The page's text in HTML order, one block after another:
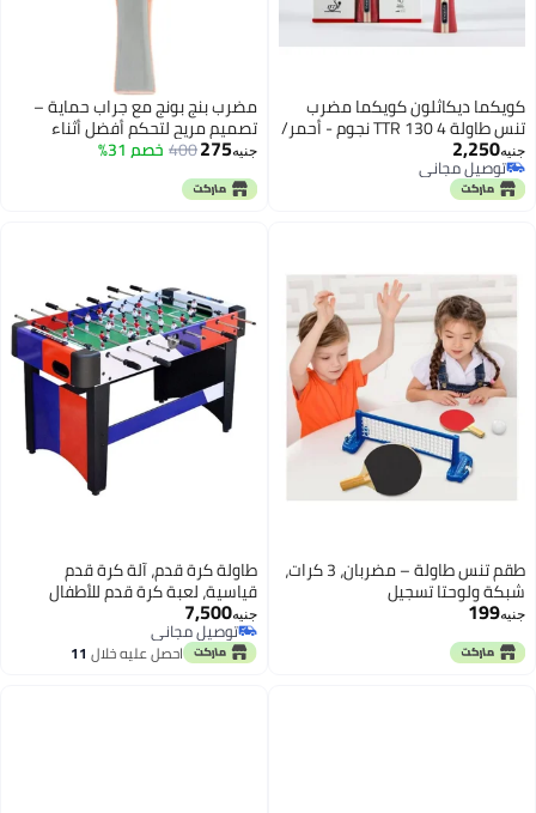
كويكما ديكاثلون كويكما مضرب
تنس طاولة TTR 130 4 نجوم - أحمر/
أسود
جنيه2,250
توصيل مجاني
توصيل مجاني
مضرب بنج بونج مع جراب حماية –
تصميم مريح لتحكم أفضل أثناء
اللعب والتدريب
جنيه275
400 خصم 31%
طقم تنس طاولة – مضربان، 3 كرات،
شبكة ولوحتا تسجيل
جنيه199
طاولة كرة قدم، آلة كرة قدم
قياسية، لعبة كرة قدم للأطفال
والكبار بمقابض مريحة، 47.24 ×
23.62 × 31.88 بوصة، ألعاب طاولة
متعددة الوظائف
جنيه7,500
توصيل مجاني
توصيل مجانياحصل عليه خلال 11
اغسطس